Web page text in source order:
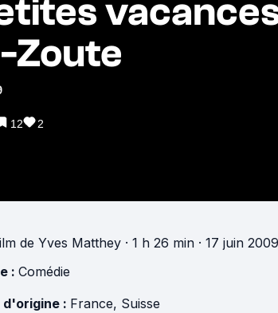
Zoute
12 2
de Yves Matthey · 1 h 26 min · 17 juin
: Comédie
d'origine : France, Suisse